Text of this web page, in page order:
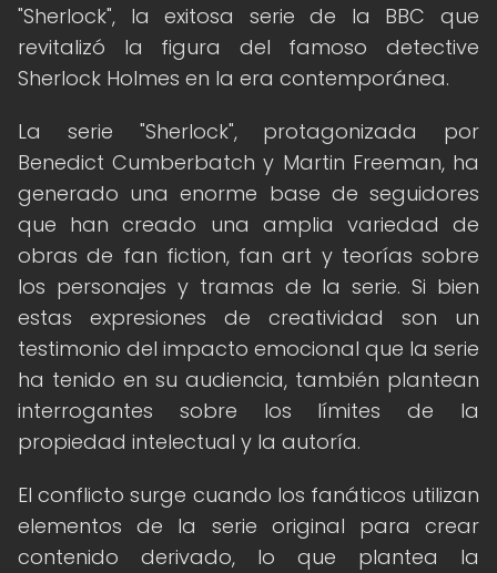
"Sherlock", la exitosa serie de la BBC que
revitalizó la figura del famoso detective
Sherlock Holmes en la era contemporánea.
La serie "Sherlock", protagonizada por
Benedict Cumberbatch y Martin Freeman, ha
generado una enorme base de seguidores
que han creado una amplia variedad de
obras de fan fiction, fan art y teorías sobre
los personajes y tramas de la serie. Si bien
estas expresiones de creatividad son un
testimonio del impacto emocional que la serie
ha tenido en su audiencia, también plantean
interrogantes sobre los límites de la
propiedad intelectual y la autoría.
El conflicto surge cuando los fanáticos utilizan
elementos de la serie original para crear
contenido derivado, lo que plantea la